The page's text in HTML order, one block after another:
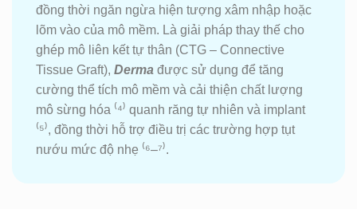
đồng thời ngăn ngừa hiện tượng xâm nhập hoặc
lõm vào của mô mềm. Là giải pháp thay thế cho
ghép mô liên kết tự thân (CTG – Connective
Tissue Graft), Derma được sử dụng để tăng
cường thể tích mô mềm và cải thiện chất lượng
mô sừng hóa ⁽⁴⁾ quanh răng tự nhiên và implant
⁽⁵⁾, đồng thời hỗ trợ điều trị các trường hợp tụt
nướu mức độ nhẹ ⁽⁶–⁷⁾.